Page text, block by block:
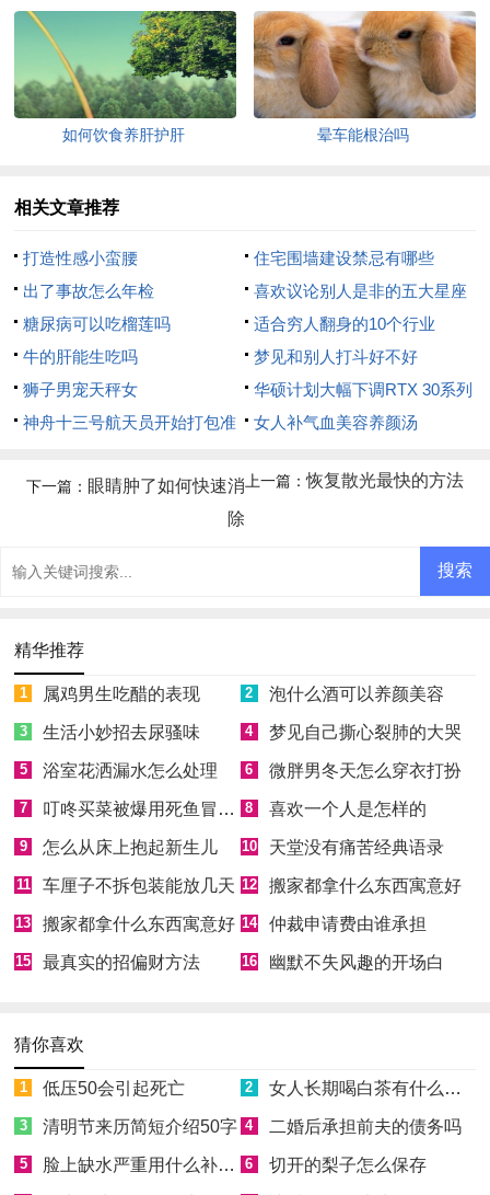
如何饮食养肝护肝 晕车能根治吗
相关文章推荐
打造性感小蛮腰
住宅围墙建设禁忌有哪些
出了事故怎么年检
喜欢议论别人是非的五大星座
糖尿病可以吃榴莲吗
适合穷人翻身的10个行业
牛的肝能生吃吗
梦见和别人打斗好不好
狮子男宠天秤女
华硕计划大幅下调RTX 30系列
显卡价格
神舟十三号航天员开始打包准
女人补气血美容养颜汤
上一篇：恢复散光最快的方法
下一篇： 眼睛肿了如何快速消
除
精华推荐
1 属鸡男生吃醋的表现 2 泡什么酒可以养颜美容
3 生活小妙招去尿骚味 4 梦见自己撕心裂肺的大哭
5 浴室花洒漏水怎么处理 6 微胖男冬天怎么穿衣打扮
7 叮咚买菜被爆用死鱼冒充活鱼被约谈 8 喜欢一个人是怎样的
9 怎么从床上抱起新生儿 10 天堂没有痛苦经典语录
11 车厘子不拆包装能放几天 12 搬家都拿什么东西寓意好
13 搬家都拿什么东西寓意好 14 仲裁申请费由谁承担
15 最真实的招偏财方法 16 幽默不失风趣的开场白
猜你喜欢
1 低压50会引起死亡 2 女人长期喝白茶有什么好处
3 清明节来历简短介绍50字 4 二婚后承担前夫的债务吗
5 脸上缺水严重用什么补水效果好 6 切开的梨子怎么保存